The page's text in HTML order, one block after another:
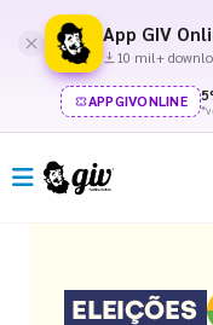
App GIV
10 mil+
APPGIVONLINE